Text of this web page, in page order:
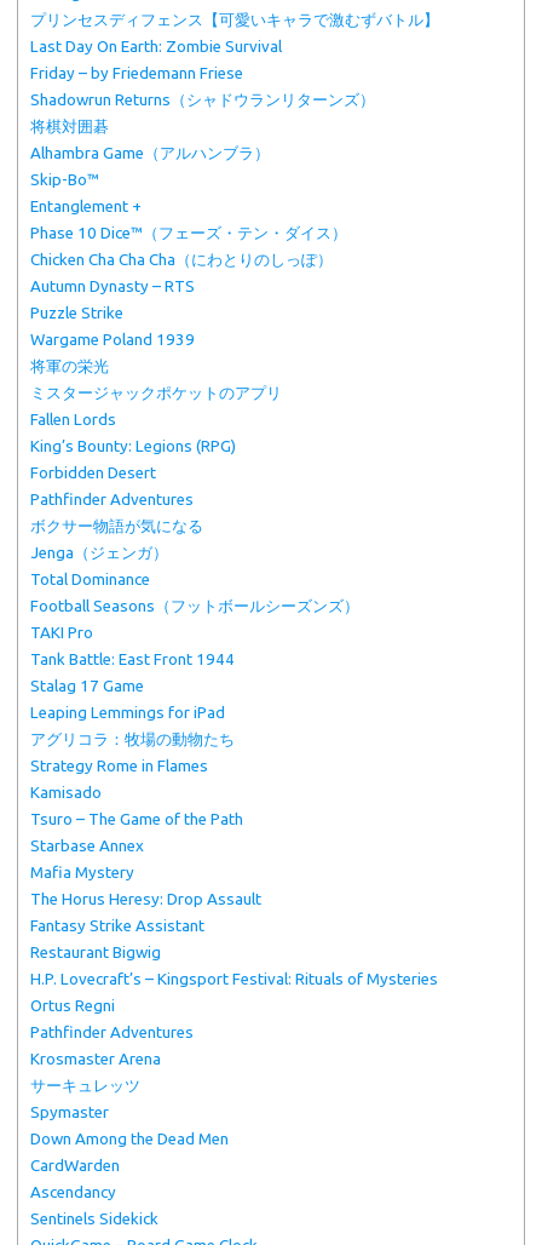
プリンセスディフェンス【可愛いキャラで激むずバトル】
Last Day On Earth: Zombie Survival
Friday – by Friedemann Friese
Shadowrun Returns（シャドウランリターンズ）
将棋対囲碁
Alhambra Game（アルハンブラ）
Skip-Bo™
Entanglement +
Phase 10 Dice™（フェーズ・テン・ダイス）
Chicken Cha Cha Cha（にわとりのしっぽ）
Autumn Dynasty – RTS
Puzzle Strike
Wargame Poland 1939
将軍の栄光
ミスタージャックポケットのアプリ
Fallen Lords
King’s Bounty: Legions (RPG)
Forbidden Desert
Pathfinder Adventures
ボクサー物語が気になる
Jenga（ジェンガ）
Total Dominance
Football Seasons（フットボールシーズンズ）
TAKI Pro
Tank Battle: East Front 1944
Stalag 17 Game
Leaping Lemmings for iPad
アグリコラ：牧場の動物たち
Strategy Rome in Flames
Kamisado
Tsuro – The Game of the Path
Starbase Annex
Mafia Mystery
The Horus Heresy: Drop Assault
Fantasy Strike Assistant
Restaurant Bigwig
H.P. Lovecraft’s – Kingsport Festival: Rituals of Mysteries
Ortus Regni
Pathfinder Adventures
Krosmaster Arena
サーキュレッツ
Spymaster
Down Among the Dead Men
CardWarden
Ascendancy
Sentinels Sidekick